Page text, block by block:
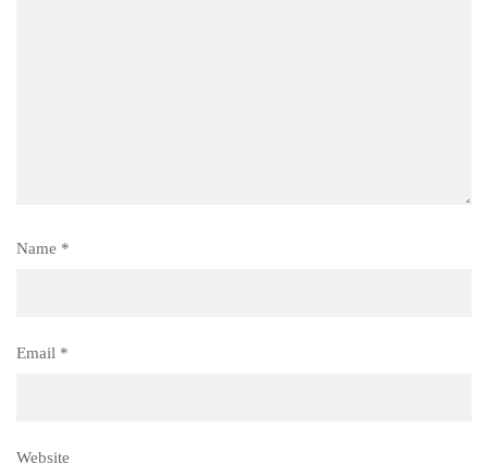
Name *
Email *
Website